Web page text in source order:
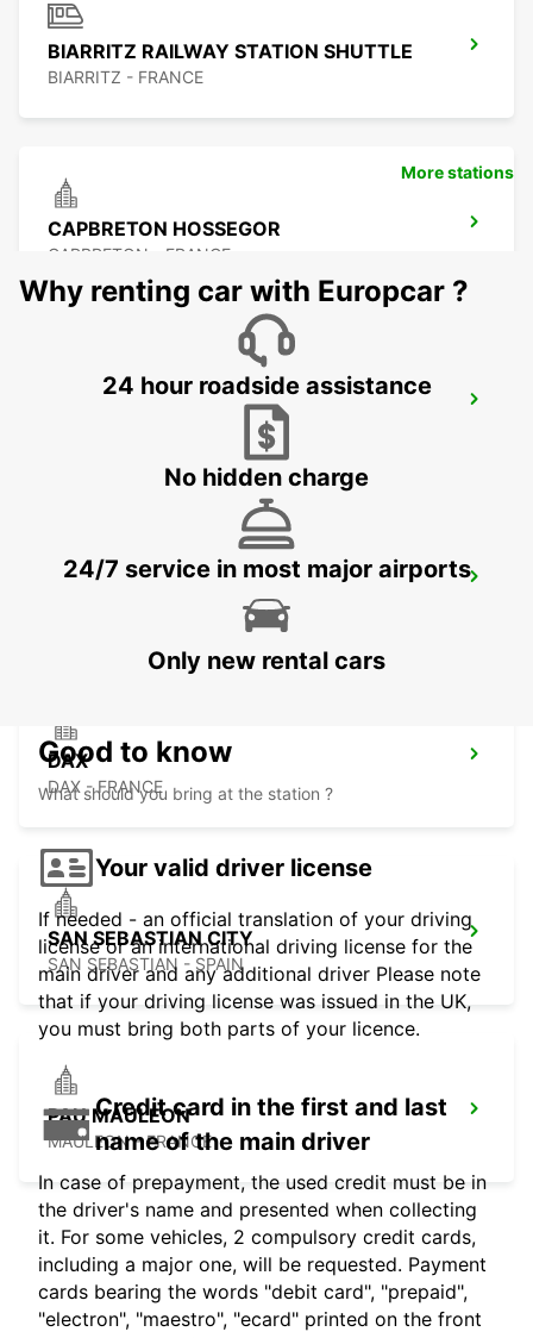
BIARRITZ RAILWAY STATION SHUTTLE
BIARRITZ - FRANCE
CAPBRETON HOSSEGOR
CAPBRETON - FRANCE
SAN SEBASTIAN AIRPORT
DAX RAILWAY STATION
DAX
DAX - FRANCE
SAN SEBASTIAN CITY
SAN SEBASTIAN - SPAIN
PAU MAULEON
MAULEON - FRANCE
More stations
Why renting car with Europcar ?
24 hour roadside assistance
No hidden charge
24/7 service in most major airports
Only new rental cars
Good to know
What should you bring at the station ?
Your valid driver license
If needed - an official translation of your driving
license or an international driving license for the
main driver and any additional driver Please note
that if your driving license was issued in the UK,
you must bring both parts of your licence.
Credit card in the first and last
name of the main driver
In case of prepayment, the used credit must be in
the driver's name and presented when collecting
it. For some vehicles, 2 compulsory credit cards,
including a major one, will be requested. Payment
cards bearing the words "debit card", "prepaid",
"electron", "maestro", "ecard" printed on the front